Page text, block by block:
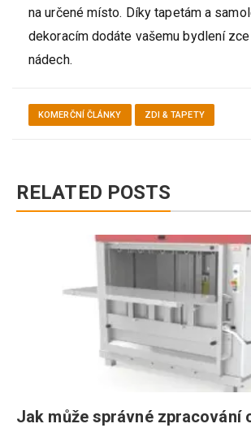
na určené místo. Díky tapetám a
dekoracím dodáte vašemu bydlení
nádech.
KOMERČNÍ ČLÁNKY ZDI & TAPETY
RELATED POSTS
Jak může správné zpracování